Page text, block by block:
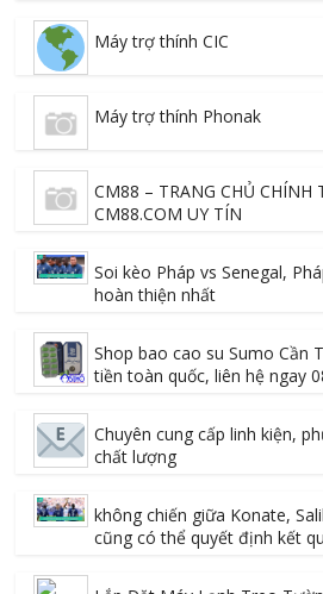
Máy trợ thính CIC
Máy trợ thính Phonak
CM88 – TRANG CHỦ CHÍNH
CM88.COM UY TÍN
Soi kèo Pháp vs Senegal,
hoàn thiện nhất
Shop bao cao su Sumo Cần
tiền toàn quốc, liên hệ ngay
Chuyên cung cấp linh kiện,
chất lượng
không chiến giữa Konate,
cũng có thể quyết định kết